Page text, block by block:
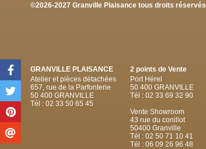
©2026-2027 Granville Plaisance tous droits réservés
GRANVILLE PLAISANCE
Atelier et pièces détachées
657, rue de la Parfonterie
50 400 GRANVILLE
Tél : 02 33 50 65 45
2 points de Vente
Port Hérel
50 400 GRANVILLE
Tél : 02 33 69 32 90
Vente Showroom
43 rue du conillot
50400 Granville
Tél : 02 50 71 10 41
Tél : 06 09 26 96 48